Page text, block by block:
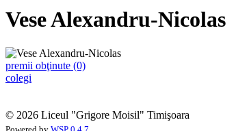
Vese Alexandru-Nicolas
premii obţinute (0)
colegi
© 2026 Liceul "Grigore Moisil" Timişoara